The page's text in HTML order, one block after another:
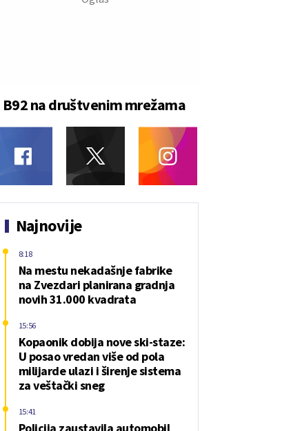
B92 na društvenim mrežama
Najnovije
Na mestu nekadašnje fabrike
na Zvezdari planirana gradnja
novih 31.000 kvadrata
8:18
Kopaonik dobija nove ski-staze:
U posao vredan više od pola
milijarde ulazi i širenje sistema
za veštački sneg
15:56
15:41